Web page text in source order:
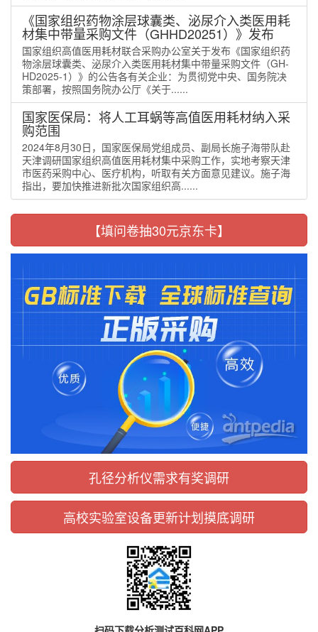
《国家组织药物涂层球囊类、泌尿介入类医用耗
材集中带量采购文件（GHHD20251）》发布
国家组织高值医用耗材联合采购办公室关于发布《国家组织药
物涂层球囊类、泌尿介入类医用耗材集中带量采购文件（GH-
HD2025-1）》的公告各有关企业：为贯彻党中央、国务院决
策部署，按照国务院办公厅《关于......
国家医保局：将人工耳蜗等高值医用耗材纳入采
购范围
2024年8月30日，国家医保局党组成员、副局长施子海带队赴
天津调研国家组织高值医用耗材集中采购工作，实地考察天津
市医药采购中心、医疗机构，听取有关方面意见建议。施子海
指出，要加快推进新批次国家组织高......
【填问卷抽30元京东卡】
孔径分析仪需求有奖调研
高校实验室设备更新计划摸底调研